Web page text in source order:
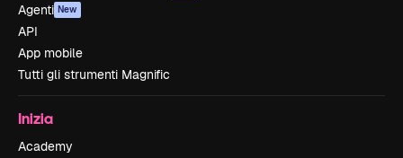
Agenti New
API
App mobile
Tutti gli strumenti Magnific
Inizia
Academy